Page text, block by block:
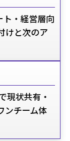
・経営層向
けと次のア
現状共有・
ンチーム体